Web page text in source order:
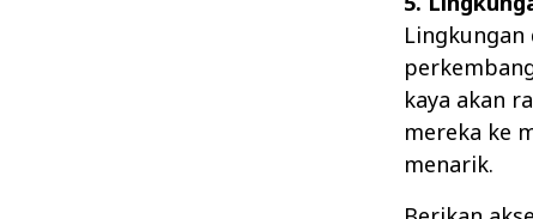
kaya akan
mereka ke
menarik.